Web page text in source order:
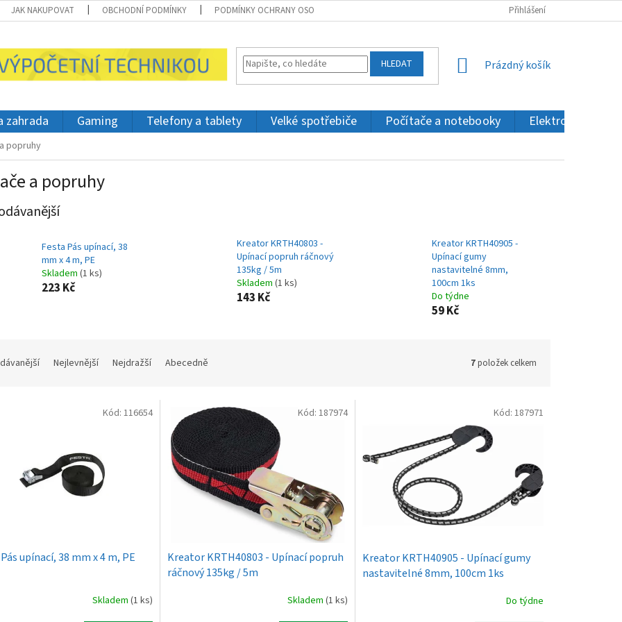
JAK NAKUPOVAT OBCHODNÍ PODMÍNKY PODMÍNKY OCHRANY OSOBNÍCH ÚDAJŮ Přihlášení
HLEDAT
NÁKUPNÍ
Prázdný košík
zahrada Gaming Telefony a tablety Velké spotřebiče Počítače a notebooky Elektronika a IT
popruhy
a popruhy
Festa Pás upínací, 38
mm x 4 m, PE
Skladem (1 ks)
223 Kč
Kreator KRTH40803 -
Upínací popruh ráčnový
135kg / 5m
Skladem (1 ks)
143 Kč
Kreator KRTH40905 -
Upínací gumy
nastavitelné 8mm,
100cm 1ks
Do týdne
59 Kč
Nejlevnější Nejdražší Abecedně 7položek celkem
upínací, 38 mm x 4 m, PE
Skladem (1 ks)
Kód: 116654
Kreator KRTH40803 - Upínací popruh
ráčnový 135kg / 5m
Skladem (1 ks)
Kód: 187974
Kreator KRTH40905 - Upínací gumy
nastavitelné 8mm, 100cm 1ks
Do týdne
Kód: 187971